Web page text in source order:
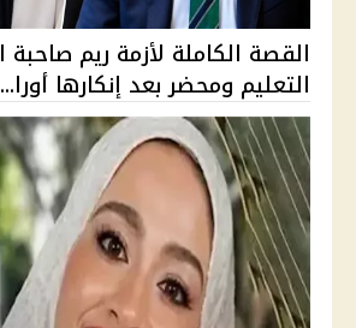
التعليم ومحضر بعد إنكارها أورا...